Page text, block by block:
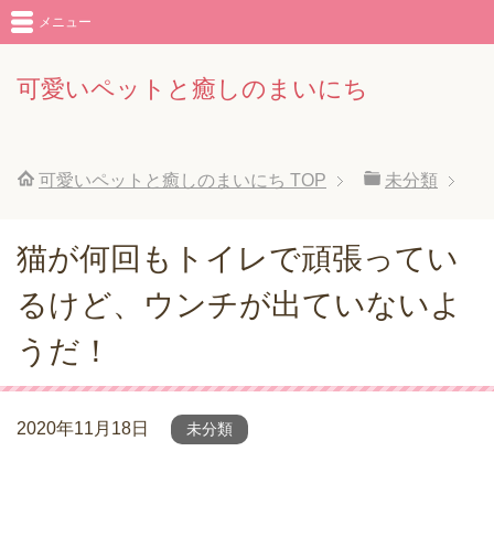
可愛いペットと癒しのまいにち
メニュー
可愛いペットと癒しのまいにち TOP 未分類
猫が何回もトイレで頑張ってい
るけど、ウンチが出ていないよ
うだ！
2020年11月18日 未分類